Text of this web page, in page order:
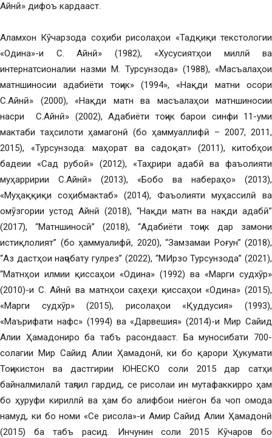
Айнӣ» дифоъ кардааст.
Аламхон Кӯчарзода соҳиби рисолаҳои «Тадқиқи текстологии
«Одина»-и С. Айнӣ» (1982), «Хусусиятҳои миллӣ ва
интернатсионалии назми М. Турсунзода» (1988), «Масъалаҳои
матншиносии адабиёти тоҷик» (1994», «Нақди матни осори
С.Айнӣ» (2000), «Нақди матн ва масъалаҳои матншиносии
насри С.Айнӣ» (2002), Адабиёти тоҷик барои синфи 11-уми
мактаби таҳсилоти ҳамагонӣ (бо ҳаммуаллифӣ – 2007, 2011,
2015), «Турсунзода: маҳорат ва садоқат» (2011), китобҳои
бадеии «Сад рубоӣ» (2012), «Таҳрири адабӣ ва фаъолияти
муҳарририи С.Айнӣ» (2013), «Бобо ва набераҳо» (2013),
«Муҳаққиқи соҳибмактаб» (2014), Фаъолияти муҳассилӣ ва
омӯзгории устод Айнӣ (2018), “Нақди матн ва нақди адабӣ”
(2017), “Матншиносӣ” (2018), “Адабиёти тоҷик дар замони
истиқлолият” (бо ҳаммуалифӣ, 2020), “Замзамаи Роғун” (2018),
“Аз дастҳои наҷобату гулрез” (2022), “МИрзо Турсунзода” (2021),
“Матнҳои илмии қиссаҳои «Одина» (1992) ва «Марги судхӯр»
(2010)-и С. Айнӣ ва матнҳои саҳеҳи қиссаҳои «Одина» (2015),
«Марги судхӯр» (2015), рисолаҳои «Қуддусия» (1993),
«Маърифати нафс» (1994) ва «Дарвешия» (2014)-и Мир Сайид
Алии Ҳамадониро ба табъ расондааст. Ба муносибати 700-
солагии Мир Сайид Алии Ҳамадонӣ, ки бо қарори Ҳукумати
Тоҷикистон ва дастгирии ЮНЕСКО соли 2015 дар сатҳи
байналмилалӣ таҷлил гардид, се рисолаи ин мутафаккирро ҳам
бо ҳуруфи кириллӣ ва ҳам бо алифбои ниёгон ба чоп омода
намуд, ки бо номи «Се рисола»-и Амир Сайид Алии Ҳамадонӣ
(2015) ба табъ расид. Инчунин соли 2015 Кӯчаров бо